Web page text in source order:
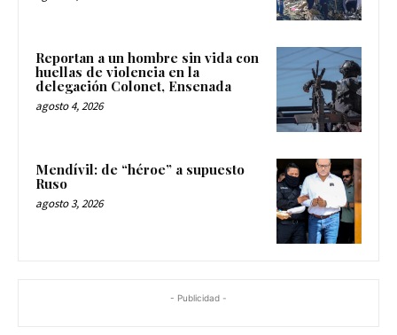
Reportan a un hombre sin vida con
huellas de violencia en la
delegación Colonet, Ensenada
agosto 4, 2026
Mendívil: de “héroe” a supuesto
Ruso
agosto 3, 2026
- Publicidad -